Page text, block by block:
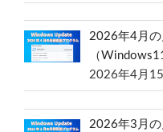
2026年4月
（
2026年4月
2026年3月